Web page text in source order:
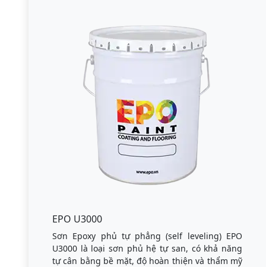
EPO U3000
Sơn Epoxy phủ tự phẳng (self leveling) EPO
U3000 là loại sơn phủ hệ tự san, có khả năng
tự cân bằng bề mặt, độ hoàn thiện và thẩm mỹ